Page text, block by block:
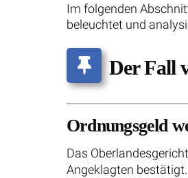
Im folgenden
beleuchtet und
Der Fall
Ordnungsgeld
Das
Angeklagten